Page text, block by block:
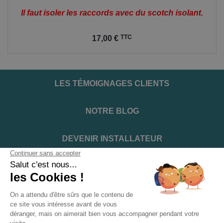
Il faut isoler les raccords avec du scotch isolant.
17,00 € TTC
LES TÉMOIGNAGES CLIENTS
NOTRE BLOG
DEVENIR INSTALLATEUR
NOTRE SERVICE APRÈS VENTE
NOS PARTENAIRES OFFICIELS